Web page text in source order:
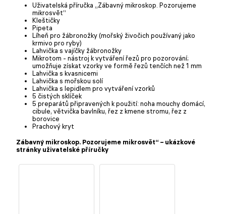
Uživatelská příručka „Zábavný mikroskop. Pozorujeme
mikrosvět“
Kleštičky
Pipeta
Líheň pro žábronožky (mořský živočich používaný jako
krmivo pro ryby)
Lahvička s vajíčky žábronožky
Mikrotom - nástroj k vytváření řezů pro pozorování;
umožňuje získat vzorky ve formě řezů tenčích než 1 mm
Lahvička s kvasnicemi
Lahvička s mořskou solí
Lahvička s lepidlem pro vytváření vzorků
5 čistých sklíček
5 preparátů připravených k použití: noha mouchy domácí,
cibule, větvička bavlníku, řez z kmene stromu, řez z
borovice
Prachový kryt
Zábavný mikroskop. Pozorujeme mikrosvět“ – ukázkové
stránky uživatelské příručky